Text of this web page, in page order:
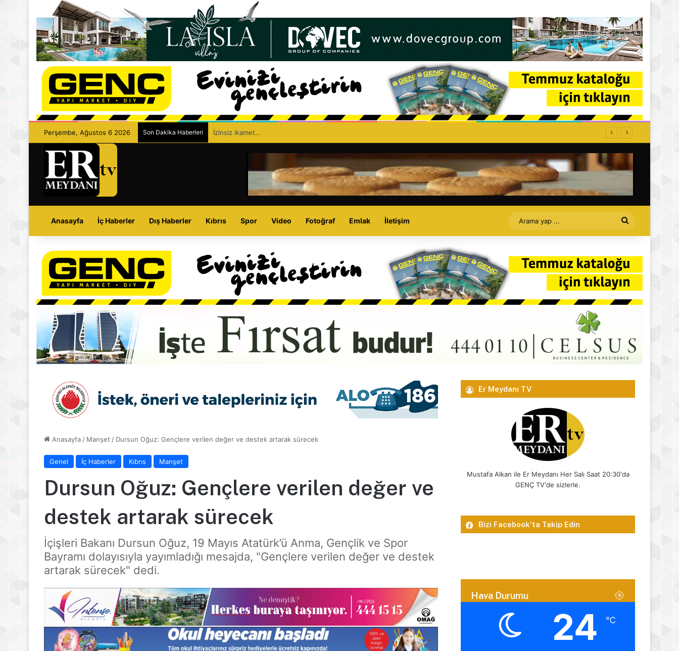
Perşembe, Ağustos 6 2026 Son Dakika Haberleri İzinsiz ikamet…
Anasayfa İç Haberler Dış Haberler Kıbrıs Spor Video Fotoğraf Emlak İletişim
Arama
yap
...
Anasayfa / Manşet / Dursun Oğuz: Gençlere verilen değer ve destek artarak sürecek
Genel İç Haberler Kıbrıs Manşet
Dursun Oğuz: Gençlere verilen değer ve
destek artarak sürecek
İçişleri Bakanı Dursun Oğuz, 19 Mayıs Atatürk’ü Anma, Gençlik ve Spor
Bayramı dolayısıyla yayımladığı mesajda, "Gençlere verilen değer ve destek
artarak sürecek" dedi.
Er Meydanı TV
Mustafa Alkan ile Er Meydanı Her Salı Saat 20:30'da
GENÇ TV'de sizlerle.
Bizi Facebook’ta Takip Edin
Hava Durumu
24 ℃